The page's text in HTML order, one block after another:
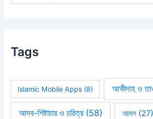
Tags
Islamic Mobile Apps (8) আকীদাহ ও
আদব-শিষ্টাচার ও চরিত্র(58) আমল(27)